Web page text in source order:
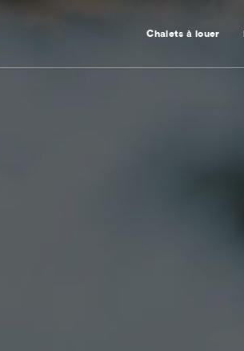
Chalets à louer